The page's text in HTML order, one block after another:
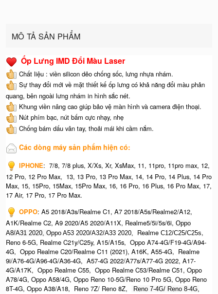
MÔ TẢ SẢN PHẨM
Ốp Lưng IMD Đổi Màu Laser
Chất liệu : viền silicon dẻo chống sốc, lưng nhựa nhám.
Sự thay đổi mới về mặt thiết kế ốp lưng có khả năng đổi màu phản
quang, bên ngoài lưng nhám in hình sắc nét.
Khung viền nâng cao giúp bảo vệ màn hình và camera điện thoại.
Nút phím bạc, nút bấm cực nhạy, nhẹ
Chống bám dấu vân tay, thoải mái khi cầm nắm.
Các dòng máy sản phẩm hiện có:
IPHONE: 7/8, 7/8 plus, X/Xs, Xr, XsMax, 11, 11pro, 11pro max, 12,
12 Pro, 12 Pro Max, 13, 13 Pro, 13 Pro Max, 14, 14 Pro, 14 Plus, 14 Pro
Max, 15, 15Pro, 15Max, 15Pro Max, 16, 16 Pro, 16 Plus, 16 Pro Max, 17,
17 Air, 17 Pro, 17 Pro Max.
OPPO: A5 2018/A3s/Realme C1, A7 2018/A5s/Realme2/A12,
A1K/Realme C2, A9 2020/A5 2020/A11X, Realme5/5i/5s/6i, Oppo
A8/A31 2020, Oppo A53 2020/A32/A33 2020, Realme C12/C25/C25s,
Reno 6-5G, Realme C21y/C25y, A15/A15s, Oppo A74-4G/F19-4G/A94-
4G, Oppo Realme C20/Realme C11 (2021), A16K, A55-4G, Realme
9i/A76-4G/A96-4G/A36-4G, A57-4G 2022/A77s/A77-4G 2022, A17-
4G/A17K, Oppo Realme C55, Oppo Realme C53/Realme C51, Oppo
A78/4G, Oppo A58/4G, Oppo Reno 10-5G/Reno 10 Pro 5G, Oppo Reno
8T-4G, Oppo A38/A18, Reno 7Z/ Reno 8Z,
Reno 7-4G/ Reno 8-4G,